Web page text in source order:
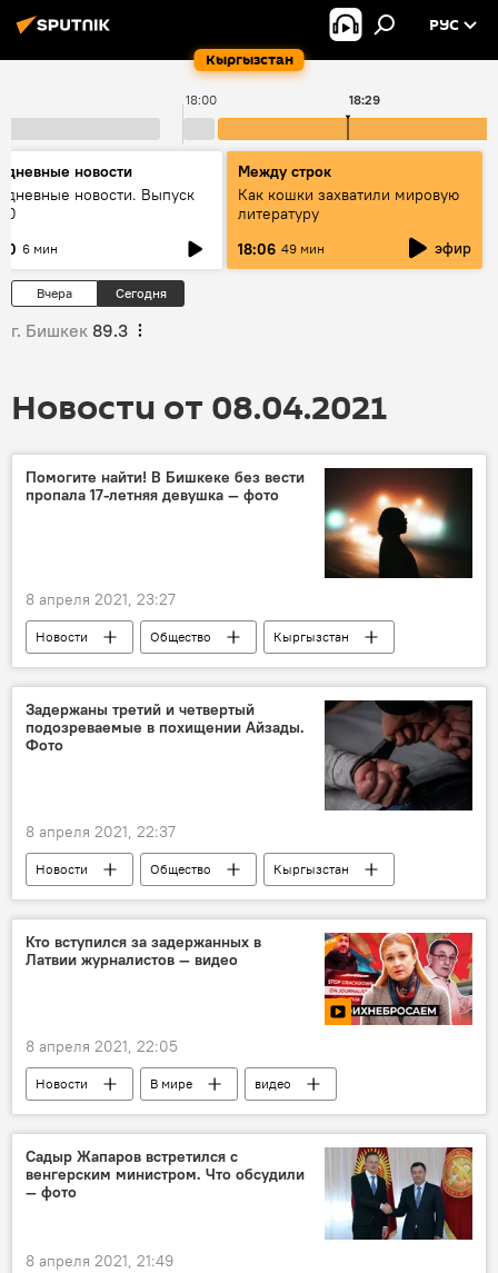
Кыргызстан
РУС
18:00 18:29
новости
новости. Выпуск
6 мин
Между строк
Как кошки захватили мировую
литературу
18:06 49 мин эфир
Вчера Сегодня
г. Бишкек 89.3
Новости от 08.04.2021
Помогите найти! В Бишкеке без вести
пропала 17-летняя девушка — фото
8 апреля 2021, 23:27
Новости Общество
Кыргызстан
Происшествия
Бишкек
розыск
пропавшие
Задержаны третий и четвертый
подозреваемые в похищении Айзады.
Фото
8 апреля 2021, 22:37
Новости Общество
Кыргызстан
Похищение и убийство девушки в Бишкеке
Бишкек
Айзада Канатбекова
задержание
похищение
Кто вступился за задержанных в
Латвии журналистов — видео
8 апреля 2021, 22:05
Новости В мире
видео
Мультимедиа
Политика
Россия
Латвия
давление
поддержка
Садыр Жапаров встретился с
венгерским министром. Что обсудили
— фото
8 апреля 2021, 21:49